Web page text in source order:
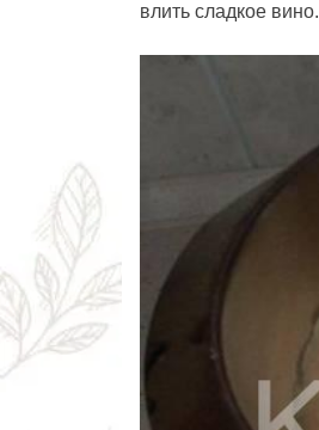
влить сладкое вино.